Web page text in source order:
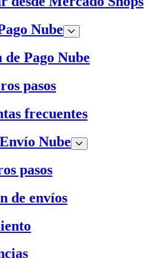
Nube
de Pago Nube
pasos
frecuentes
Nube
pasos
de envíos